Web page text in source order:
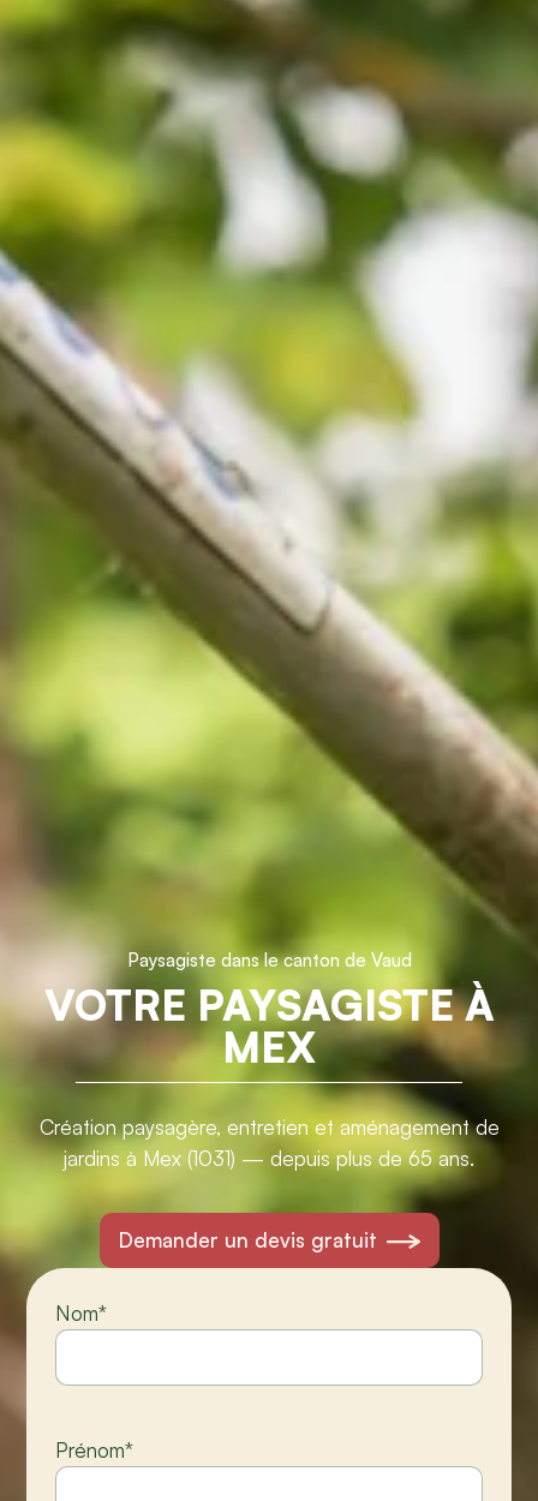
Paysagiste dans le canton de Vaud
VOTRE PAYSAGISTE À
MEX
Création paysagère, entretien et aménagement de
jardins à Mex (1031) — depuis plus de 65 ans.
Demander un devis gratuit
Nom*
Prénom*